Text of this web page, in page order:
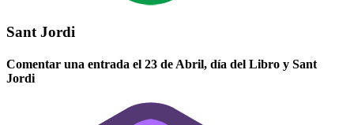
Sant Jordi
Comentar una entrada el 23 de Abril, día del Libro y Sant
Jordi